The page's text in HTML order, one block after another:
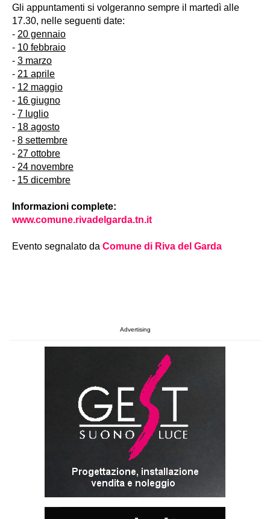
Gli appuntamenti si volgeranno sempre il martedì alle
17.30, nelle seguenti date:
- 20 gennaio
- 10 febbraio
- 3 marzo
- 21 aprile
- 12 maggio
- 16 giugno
- 7 luglio
- 18 agosto
- 8 settembre
- 27 ottobre
- 24 novembre
- 15 dicembre
Informazioni complete:
www.comune.rivadelgarda.tn.it
Evento segnalato da Comune di Riva del Garda
Advertising